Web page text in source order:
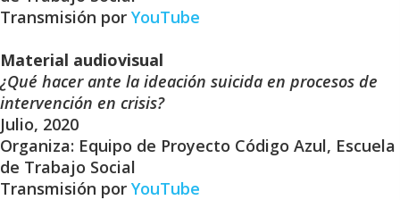
Transmisión por YouTube
Material audiovisual
¿Qué hacer ante la ideación suicida en procesos de
intervención en crisis?
Julio, 2020
Organiza: Equipo de Proyecto Código Azul, Escuela
de Trabajo Social
Transmisión por YouTube